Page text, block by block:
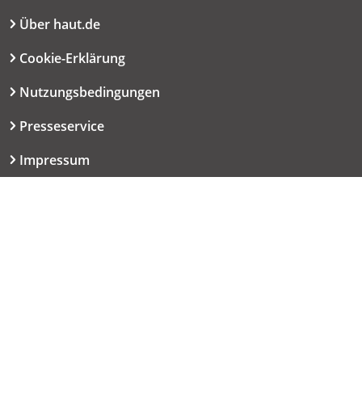
Über haut.de
Cookie-Erklärung
Nutzungsbedingungen
Presseservice
Impressum